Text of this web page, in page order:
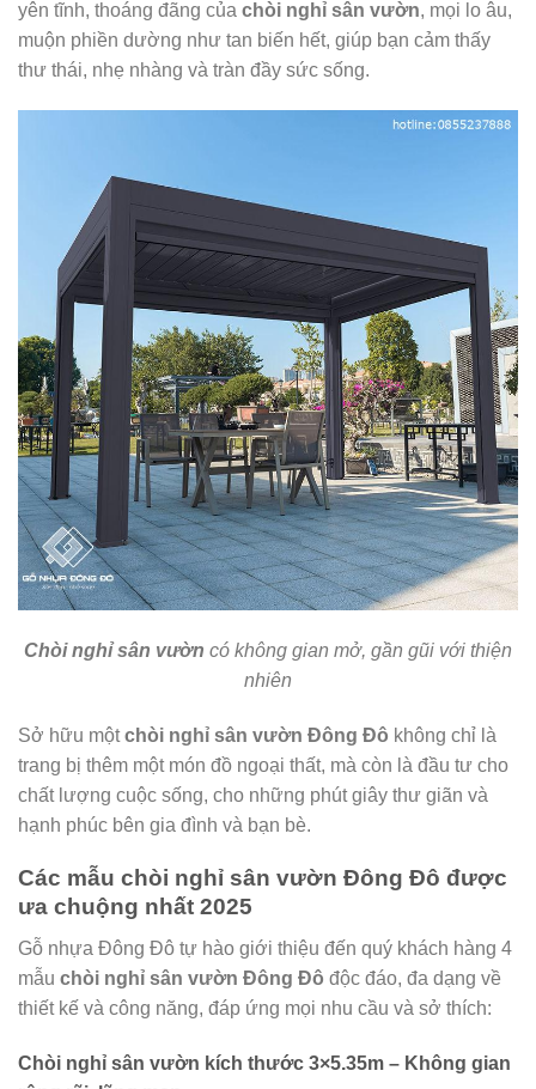
yên tĩnh, thoáng đãng của chòi nghỉ sân vườn, mọi lo âu,
muộn phiền dường như tan biến hết, giúp bạn cảm thấy
thư thái, nhẹ nhàng và tràn đầy sức sống.
Chòi nghỉ sân vườn có không gian mở, gần gũi với thiện
nhiên
Sở hữu mộtchòi nghỉ sân vườn Đông Đô không chỉ là
trang bị thêm một món đồ ngoại thất, mà còn là đầu tư cho
chất lượng cuộc sống, cho những phút giây thư giãn và
hạnh phúc bên gia đình và bạn bè.
Các mẫu chòi nghỉ sân vườn Đông Đô được
ưa chuộng nhất 2025
Gỗ nhựa Đông Đô tự hào giới thiệu đến quý khách hàng 4
mẫu chòi nghỉ sân vườn Đông Đô độc đáo, đa dạng về
thiết kế và công năng, đáp ứng mọi nhu cầu và sở thích:
Chòi nghỉ sân vườn kích thước 3×5.35m – Không gian